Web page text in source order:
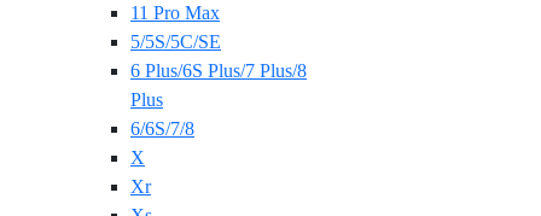
11 Pro Max
5/5S/5C/SE
6 Plus/6S Plus/7 Plus/8
Plus
6/6S/7/8
X
Xr